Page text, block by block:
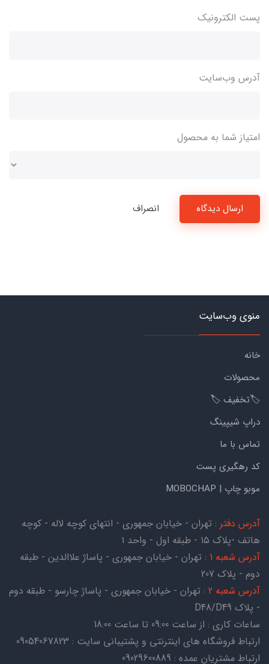
پست الکترونیک
آدرس وب‌سایت
امتیاز شما به محصول
ارسال دیدگاه انصراف
منوی وب‌سایت
خانه
محصولات
🏷️تخفیف 🏷️
دراپ شیپینگ
تماس با ما
کد رهگیری پست
موبو چاپ | MOBOCHAP
آدرس دفتر : تهران - خیابان جمهوری - انتهای کوچه لاله - کوچه
هاتف -پلاک ۱۵ - طبقه اول - واحد ۱
آدرس شعبه 1
: تهران - خیابان جمهوری - پاساژ علاالدین - طبقه
دوم - پلاک 207
آدرس شعبه 2
: تهران - خیابان جمهوری - پاساژ چارسو - طبقه دوم
- پلاک D48/D49
ساعات کاری : از ساعت 09:00 تا ساعت 18:00
ارتباط فروشگاه های اینترنتی و پشتیبانی سایت : 09054067823
ارتباط مشتریان عمده : 09029600889